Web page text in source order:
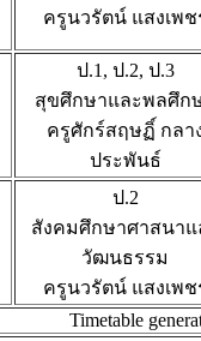
ครูนวรัตน์ แสงเพช
ป.1, ป.2, ป.3
สุขศึกษาและพลศึก
ครูศักร์สฤษฏิ์ กลา
ประพันธ์
ป.2
สังคมศึกษาศาสนาแ
วัฒนธรรม
ครูนวรัตน์ แสงเพช
Timetable